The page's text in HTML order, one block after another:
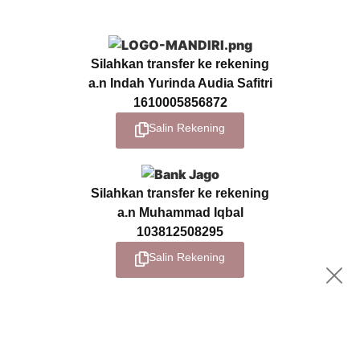
Silahkan transfer ke rekening
a.n Indah Yurinda Audia Safitri
1610005856872
Salin Rekening
Silahkan transfer ke rekening
a.n Muhammad Iqbal
103812508295
Salin Rekening